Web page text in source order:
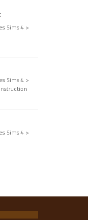
Sims 4 >
Sims 4 >
Sims 4 >